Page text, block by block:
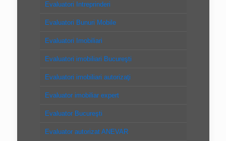
Evaluatori Intreprinderi
Evaluatori Bunuri Mobile
Evaluatori Imobiliari
Evaluatori imobiliari Bucureşti
Evaluatori imobiliari autorizaţi
Evaluator imobiliar expert
Evaluator Bucureşti
Evaluator autorizat ANEVAR